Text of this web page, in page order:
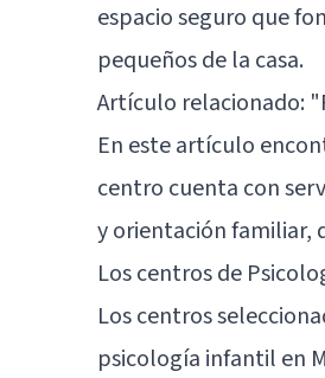
espacio seguro que
pequeños de la casa.
Artículo relacionado: "
En este artículo
centro cuenta con
y orientación familiar,
Los centros de
Los centros
psicología infantil en